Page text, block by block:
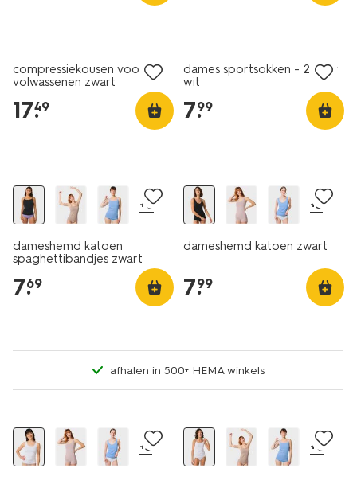
compressiekousen voor
volwassenen zwart
17.
49
dames sportsokken - 2 paar
wit
7.
99
+6
dameshemd katoen
spaghettibandjes zwart
7.
69
+3
dameshemd katoen zwart
7.
99
afhalen in 500+ HEMA winkels
+3 +6